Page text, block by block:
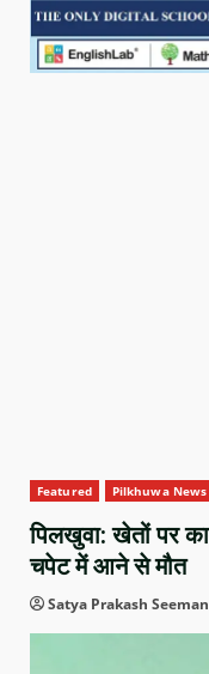
Featured Pilkhuwa News
पिलखुवा: खेतों पर
चपेट में आने से मौत
Satya Prakash Seeman